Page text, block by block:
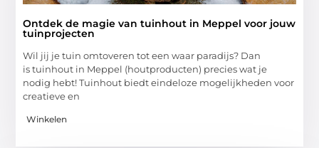
Ontdek de magie van tuinhout in Meppel voor jouw
tuinprojecten
Wil jij je tuin omtoveren tot een waar paradijs? Dan
is tuinhout in Meppel (houtproducten) precies wat je
nodig hebt! Tuinhout biedt eindeloze mogelijkheden voor
creatieve en
Winkelen